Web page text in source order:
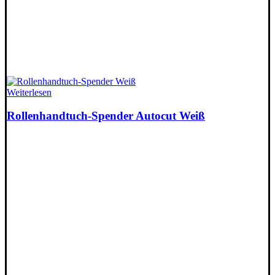
Weiterlesen
Rollenhandtuch-Spender Autocut Weiß